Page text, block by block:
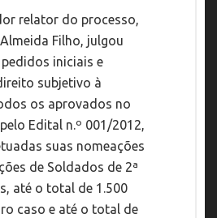
relator do processo,
Filho, julgou
iniciais e
subjetivo à
os aprovados no
Edital n.º 001/2012,
suas nomeações
de Soldados de 2ª
até o total de 1.500
caso e até o total de